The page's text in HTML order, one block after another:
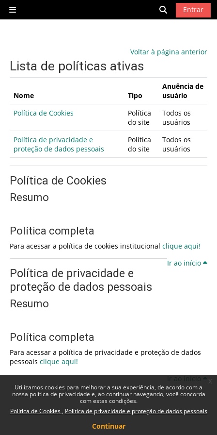
Utilizamos cookies para melhorar a sua experiência, de acordo com a
nossa política de privacidade e, ao continuar navegando, você concorda
com estas condições.
Política de Cookies
Política de privacidade e proteção de dados pessoais
Continuar
Painel lateral
Alternar
Entrar
Voltar à página anterior
Lista de políticas ativas
Nome Tipo
Anuência de
usuário
Política de Cookies
Política
do site
Todos os
usuários
Política de privacidade e
proteção de dados pessoais
Política
do site
Todos os
usuários
Política de Cookies
Resumo
Política completa
Para acessar a política de cookies institucional clique aqui!
Ir ao início
Política de privacidade e
proteção de dados pessoais
Resumo
Política completa
Para acessar a política de privacidade e proteção de dados
pessoais clique aqui!
Ir ao início